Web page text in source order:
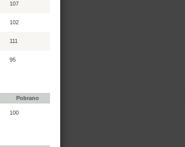
107
102
111
95
Pobrano
100